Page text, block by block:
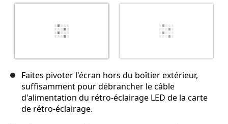
Faites pivoter l'écran hors du boîtier extérieur,
suffisamment pour débrancher le câble
d'alimentation du rétro-éclairage LED de la carte
de rétro-éclairage.